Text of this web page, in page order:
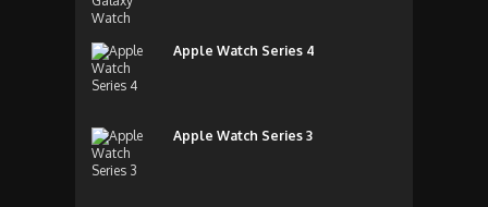
Apple Watch Series 4
Apple Watch Series 3